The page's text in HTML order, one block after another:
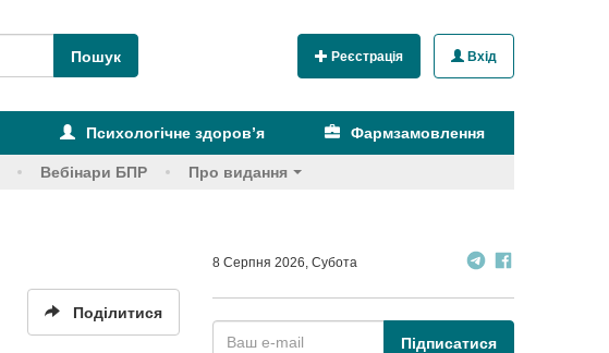
Реєстрація Вхід
Психологічне здоров’я Фармзамовлення
Вебінари БПР Про видання
Поділитися
8 Серпня 2026, Субота
Підписатися